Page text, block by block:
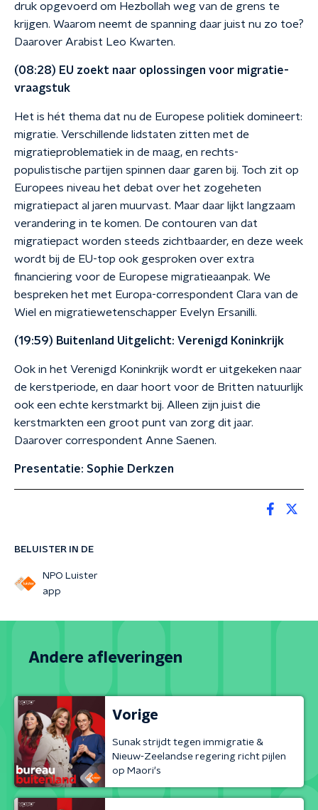
BELUISTER IN DE
NPO Luister
app
druk opgevoerd om Hezbollah weg van de grens te
krijgen. Waarom neemt de spanning daar juist nu zo toe?
Daarover Arabist Leo Kwarten.
(08:28) EU zoekt naar oplossingen voor migratie-
vraagstuk
Het is hét thema dat nu de Europese politiek domineert:
migratie. Verschillende lidstaten zitten met de
migratieproblematiek in de maag, en rechts-
populistische partijen spinnen daar garen bij. Toch zit op
Europees niveau het debat over het zogeheten
migratiepact al jaren muurvast. Maar daar lijkt langzaam
verandering in te komen. De contouren van dat
migratiepact worden steeds zichtbaarder, en deze week
wordt bij de EU-top ook gesproken over extra
financiering voor de Europese migratieaanpak. We
bespreken het met Europa-correspondent Clara van de
Wiel en migratiewetenschapper Evelyn Ersanilli.
(19:59) Buitenland Uitgelicht: Verenigd Koninkrijk
Ook in het Verenigd Koninkrijk wordt er uitgekeken naar
de kerstperiode, en daar hoort voor de Britten natuurlijk
ook een echte kerstmarkt bij. Alleen zijn juist die
kerstmarkten een groot punt van zorg dit jaar.
Daarover correspondent Anne Saenen.
Presentatie: Sophie Derkzen
Andere afleveringen
Vorige
Sunak strijdt tegen immigratie &
Nieuw-Zeelandse regering richt pijlen
op Maori's